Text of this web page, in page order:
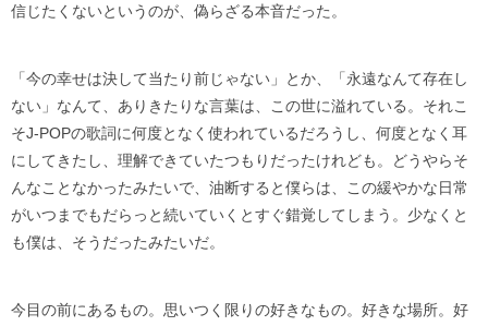
信じたくないというのが、偽らざる本音だった。
「今の幸せは決して当たり前じゃない」とか、「永遠なんて存在し
ない」なんて、ありきたりな言葉は、この世に溢れている。それこ
そJ-POPの歌詞に何度となく使われているだろうし、何度となく耳
にしてきたし、理解できていたつもりだったけれども。どうやらそ
んなことなかったみたいで、油断すると僕らは、この緩やかな日常
がいつまでもだらっと続いていくとすぐ錯覚してしまう。少なくと
も僕は、そうだったみたいだ。
今目の前にあるもの。思いつく限りの好きなもの。好きな場所。好